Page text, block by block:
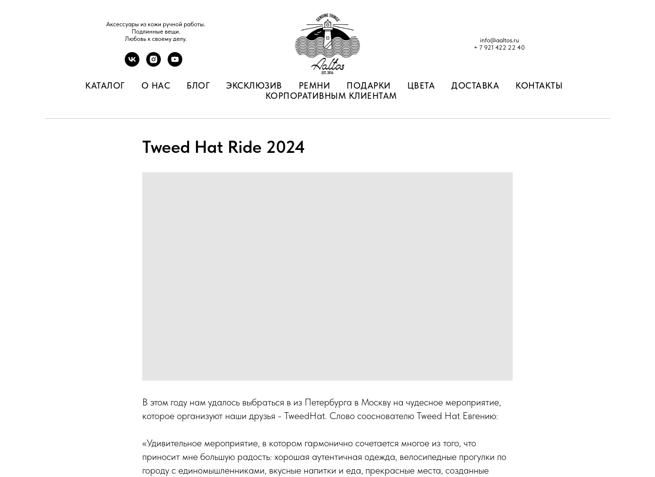
Аксессуары из кожи ручной работы.
Подлинные вещи.
Любовь к своему делу.
info@aaltos.ru
+ 7 921 422 22 40
КАТАЛОГ О НАС БЛОГ ЭКСКЛЮЗИВ РЕМНИ ПОДАРКИ ЦВЕТА ДОСТАВКА
КОНТАКТЫ
КОРПОРАТИВНЫМ КЛИЕНТАМ
Tweed Hat Ride 2024
В этом году нам удалось выбраться в из Петербурга в Москву на чудесное мероприятие,
которое организуют наши друзья - TweedHat. Слово сооснователю Tweed Hat Евгению:
«Удивительное мероприятие, в котором гармонично сочетается многое из того, что
приносит мне большую радость: хорошая аутентичная одежда, велосипедные прогулки по
городу с единомышленниками, вкусные напитки и еда, прекрасные места, созданные